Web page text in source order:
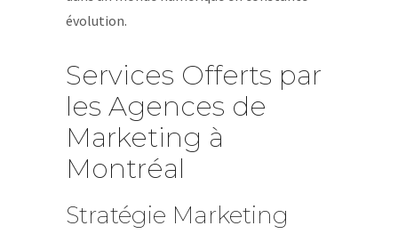
évolution.
Services Offerts par
les Agences de
Marketing à
Montréal
Stratégie Marketing